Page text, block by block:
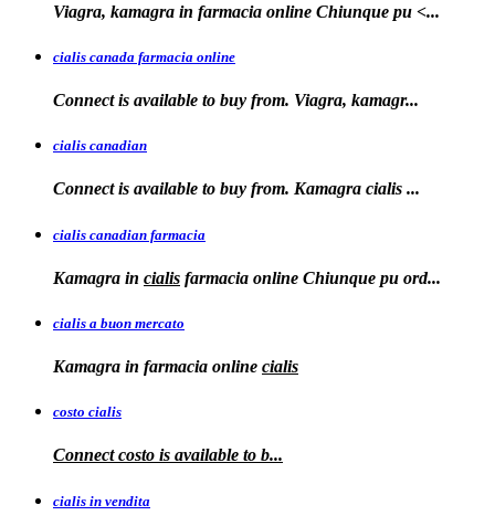
Viagra, kamagra in farmacia online Chiunque pu <...
cialis canada farmacia online
Connect is available to buy from. Viagra, kamagr...
cialis canadian
Connect is available to buy from. Kamagra cialis ...
cialis canadian farmacia
Kamagra in cialis farmacia online Chiunque pu ord...
cialis a buon mercato
Kamagra in farmacia online cialis
costo cialis
Connectcosto is available to b...
cialis in vendita